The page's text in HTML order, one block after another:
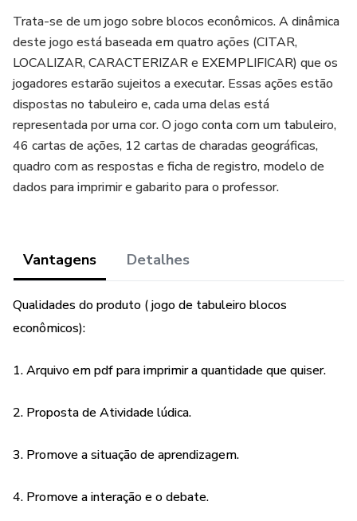
Trata-se de um jogo sobre blocos econômicos. A dinâmica
deste jogo está baseada em quatro ações (CITAR,
LOCALIZAR, CARACTERIZAR e EXEMPLIFICAR) que os
jogadores estarão sujeitos a executar. Essas ações estão
dispostas no tabuleiro e, cada uma delas está
representada por uma cor. O jogo conta com um tabuleiro,
46 cartas de ações, 12 cartas de charadas geográficas,
quadro com as respostas e ficha de registro, modelo de
dados para imprimir e gabarito para o professor.
Vantagens Detalhes
Qualidades do produto ( jogo de tabuleiro blocos
econômicos):
1. Arquivo em pdf para imprimir a quantidade que quiser.
2. Proposta de Atividade lúdica.
3. Promove a situação de aprendizagem.
4. Promove a interação e o debate.